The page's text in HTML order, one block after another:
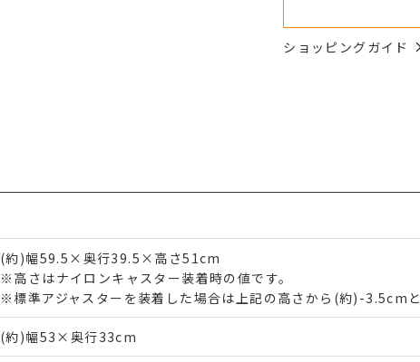
ショッピングガイド
(約)幅59.5×奥行39.5×高さ51cm
※高さはナイロンキャスター装着時の値です。
※標準アジャスターを装着した場合は上記の高さから(約)-3.5cm
(約)幅53×奥行33cm